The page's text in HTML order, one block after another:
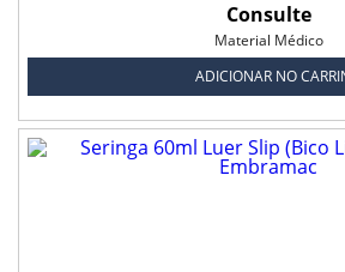
Consulte
Material Médico
ADICIONAR NO